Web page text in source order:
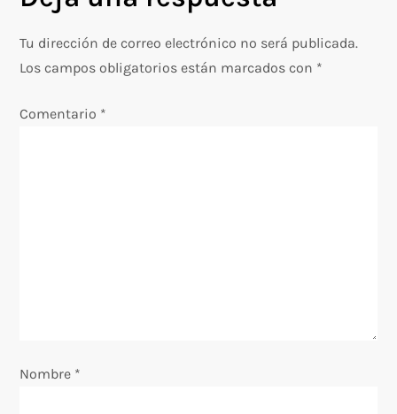
g
a
c
e
Tu dirección de correo electrónico no será publicada.
Los campos obligatorios están marcados con *
Comentario *
Nombre *